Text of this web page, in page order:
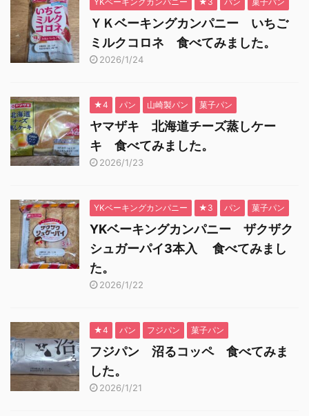
ＹＫベーキングカンパニー いちご
ミルクコロネ 食べてみました。
2026/1/24
★4 パン 山崎製パン 菓子パン
ヤマザキ 北海道チーズ蒸しケー
キ 食べてみました。
2026/1/23
YKベーキングカンパニー ★3 パン 菓子パン
YKベーキングカンパニー ザクザク
シュガーパイ3本入 食べてみまし
た。
2026/1/22
★4 パン フジパン 菓子パン
フジパン 沼るコッペ 食べてみま
した。
2026/1/21